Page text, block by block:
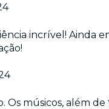
incrível! Ainda
Os músicos, além